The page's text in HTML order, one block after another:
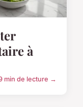
à
min de lecture →